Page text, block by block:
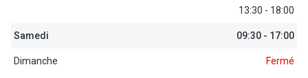
13:30 - 18:00
Samedi 09:30 - 17:00
Dimanche Fermé